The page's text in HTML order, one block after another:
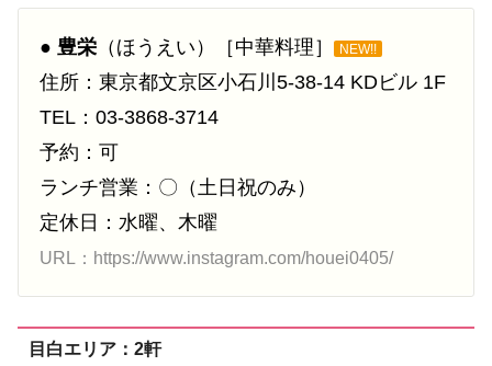
● 豊栄 （ほうえい）［中華料理］ NEW!!
住所：東京都文京区小石川5-38-14 KDビル 1F
TEL：03-3868-3714
予約：可
ランチ営業：〇（土日祝のみ）
定休日：水曜、木曜
URL：https://www.instagram.com/houei0405/
目白エリア：2軒